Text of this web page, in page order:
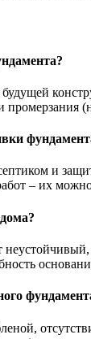
и
– их